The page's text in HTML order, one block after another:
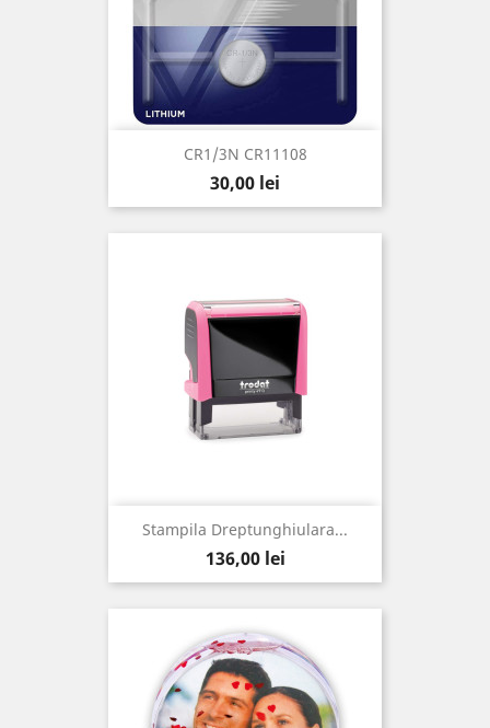
CR1/3N CR11108
Pret
30,00 lei
Stampila Dreptunghiulara...
Pret
136,00 lei